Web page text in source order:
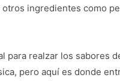
ingredientes como
para realzar los sabores
pero aquí es donde